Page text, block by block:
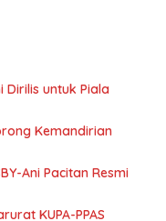
Dirilis untuk Piala
Kemandirian
Ani Pacitan Resmi
KUPA-PPAS